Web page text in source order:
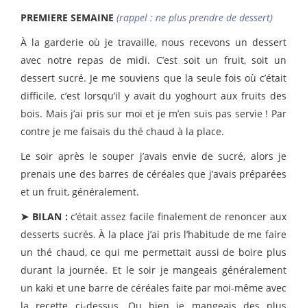
PREMIERE SEMAINE (rappel : ne plus prendre de dessert)
À la garderie où je travaille, nous recevons un dessert
avec notre repas de midi. C’est soit un fruit, soit un
dessert sucré. Je me souviens que la seule fois où c’était
difficile, c’est lorsqu’il y avait du yoghourt aux fruits des
bois. Mais j’ai pris sur moi et je m’en suis pas servie ! Par
contre je me faisais du thé chaud à la place.
Le soir après le souper j’avais envie de sucré, alors je
prenais une des barres de céréales que j’avais préparées
et un fruit, généralement.
➤ BILAN : c’était assez facile finalement de renoncer aux
desserts sucrés. À la place j’ai pris l’habitude de me faire
un thé chaud, ce qui me permettait aussi de boire plus
durant la journée. Et le soir je mangeais généralement
un kaki et une barre de céréales faite par moi-même avec